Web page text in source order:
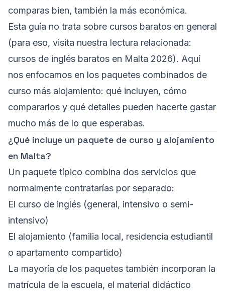
comparas bien, también la más económica.
Esta guía no trata sobre cursos baratos en general
(para eso, visita nuestra lectura relacionada:
cursos de inglés baratos en Malta 2026). Aquí
nos enfocamos en los paquetes combinados de
curso más alojamiento: qué incluyen, cómo
compararlos y qué detalles pueden hacerte gastar
mucho más de lo que esperabas.
¿Qué incluye un paquete de curso y alojamiento
en Malta?
Un paquete típico combina dos servicios que
normalmente contratarías por separado:
El curso de inglés (general, intensivo o semi-
intensivo)
El alojamiento (familia local, residencia estudiantil
o apartamento compartido)
La mayoría de los paquetes también incorporan la
matrícula de la escuela, el material didáctico